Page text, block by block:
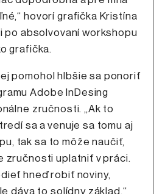
hovorí grafička Kristína
po absolvovaní workshopu
grafička.
pomohol hlbšie sa ponoriť
Adobe InDesing
zručnosti. „Ak to
sa a venuje sa tomu aj
tak sa to môže naučiť,
zručnosti uplatniť v práci.
hneď robiť noviny,
dáva to solídny základ,“